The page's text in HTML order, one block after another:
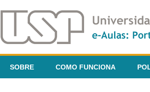
SOBRE COMO FUNCIONA